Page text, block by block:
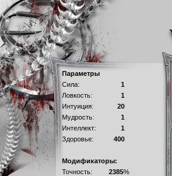
Параметры
Сила:
1
Ловкость:
1
Интуиция:
20
Мудрость:
1
Интеллект:
1
Здоровье:
400
Модификаторы:
Точность:
2385%